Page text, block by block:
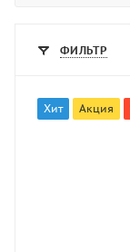
ФИЛЬТР
Хит Акция